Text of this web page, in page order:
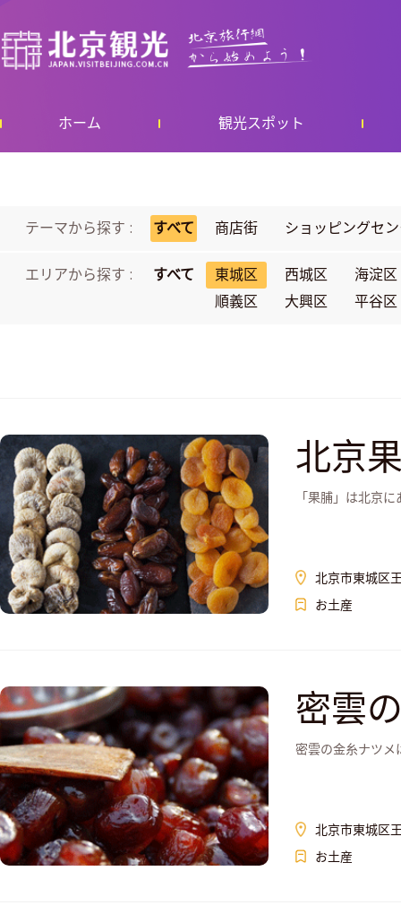
ホーム 観光スポット
テーマから探す : すべて 商店街 ショッピングセ
エリアから探す : すべて 東城区 西城区
海淀区
順義区
大興区 平谷区
北京
「果脯」は北京
北京市東城区
お土産
密雲
密雲の金糸ナツメ
北京市東城区
お土産